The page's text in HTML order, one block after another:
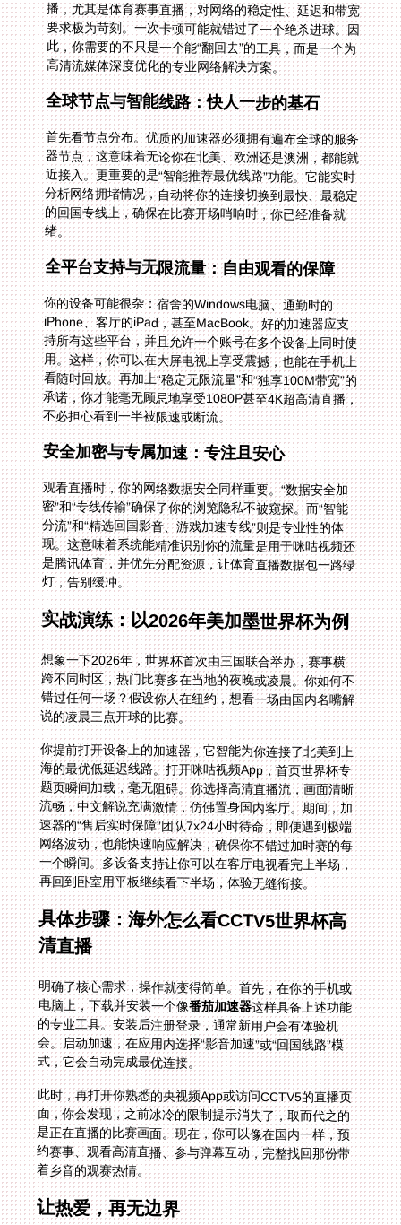
高清流媒体深度优化的专业网络解决方案。
全球节点与智能线路：快人一步的基石
首先看节点分布。优质的加速器必须拥有遍布全球的服务
器节点，这意味着无论你在北美、欧洲还是澳洲，都能就
近接入。更重要的是“智能推荐最优线路”功能。它能实时
分析网络拥堵情况，自动将你的连接切换到最快、最稳定
的回国专线上，确保在比赛开场哨响时，你已经准备就
绪。
全平台支持与无限流量：自由观看的保障
你的设备可能很杂：宿舍的Windows电脑、通勤时的
iPhone、客厅的iPad，甚至MacBook。好的加速器应支
持所有这些平台，并且允许一个账号在多个设备上同时使
用。这样，你可以在大屏电视上享受震撼，也能在手机上
看随时回放。再加上“稳定无限流量”和“独享100M带宽”的
承诺，你才能毫无顾忌地享受1080P甚至4K超高清直播，
不必担心看到一半被限速或断流。
安全加密与专属加速：专注且安心
观看直播时，你的网络数据安全同样重要。“数据安全加
密”和“专线传输”确保了你的浏览隐私不被窥探。而“智能
分流”和“精选回国影音、游戏加速专线”则是专业性的体
现。这意味着系统能精准识别你的流量是用于咪咕视频还
是腾讯体育，并优先分配资源，让体育直播数据包一路绿
灯，告别缓冲。
实战演练：以2026年美加墨世界杯为例
想象一下2026年，世界杯首次由三国联合举办，赛事横
跨不同时区，热门比赛多在当地的夜晚或凌晨。你如何不
错过任何一场？假设你人在纽约，想看一场由国内名嘴解
说的凌晨三点开球的比赛。
你提前打开设备上的加速器，它智能为你连接了北美到上
海的最优低延迟线路。打开咪咕视频App，首页世界杯专
题页瞬间加载，毫无阻碍。你选择高清直播流，画面清晰
流畅，中文解说充满激情，仿佛置身国内客厅。期间，加
速器的“售后实时保障”团队7x24小时待命，即便遇到极端
网络波动，也能快速响应解决，确保你不错过加时赛的每
一个瞬间。多设备支持让你可以在客厅电视看完上半场，
再回到卧室用平板继续看下半场，体验无缝衔接。
具体步骤：海外怎么看CCTV5世界杯高
清直播
明确了核心需求，操作就变得简单。首先，在你的手机或
电脑上，下载并安装一个像番茄加速器这样具备上述功能
的专业工具。安装后注册登录，通常新用户会有体验机
会。启动加速，在应用内选择“影音加速”或“回国线路”模
式，它会自动完成最优连接。
此时，再打开你熟悉的央视频App或访问CCTV5的直播页
面，你会发现，之前冰冷的限制提示消失了，取而代之的
是正在直播的比赛画面。现在，你可以像在国内一样，预
约赛事、观看高清直播、参与弹幕互动，完整找回那份带
着乡音的观赛热情。
让热爱，再无边界